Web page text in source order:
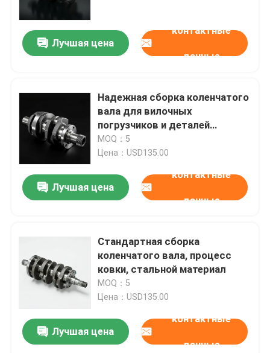
Лучшая цена
контактные
данные
Надежная сборка коленчатого
вала для вилочных
погрузчиков и деталей
дизельных двигателей
MOQ：5
Цена：USD135.00
Лучшая цена
контактные
данные
Стандартная сборка
коленчатого вала, процесс
ковки, стальной материал
MOQ：5
Цена：USD135.00
Лучшая цена
контактные
данные